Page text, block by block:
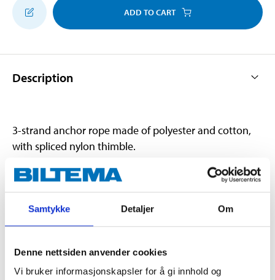
Samtykke Detaljer Om
Denne nettsiden anvender cookies
Vi bruker informasjonskapsler for å gi innhold og
ADD TO CART
Description
3-strand anchor rope made of polyester and cotton,
with spliced nylon thimble.
Technical specifications
Diameter
12 mm
Length
35 m
Tensile strength
1500 kg